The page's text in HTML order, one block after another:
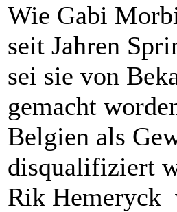
Wie Gabi
seit Jahren
sei sie von
gemacht
Belgien als
disqualifiziert
Rik Hemeryck